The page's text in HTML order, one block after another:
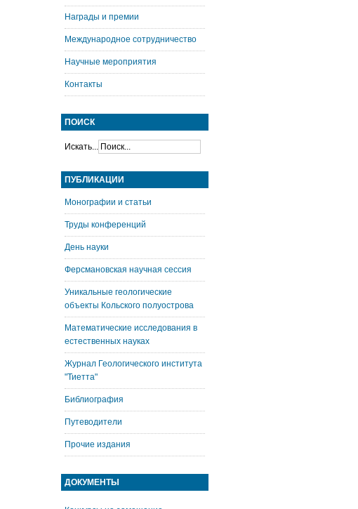
Награды и премии
Международное сотрудничество
Научные мероприятия
Контакты
ПОИСК
Искать...
ПУБЛИКАЦИИ
Монографии и статьи
Труды конференций
День науки
Ферсмановская научная сессия
Уникальные геологические
объекты Кольского полуострова
Математические исследования в
естественных науках
Журнал Геологического института
"Тиетта"
Библиография
Путеводители
Прочие издания
ДОКУМЕНТЫ